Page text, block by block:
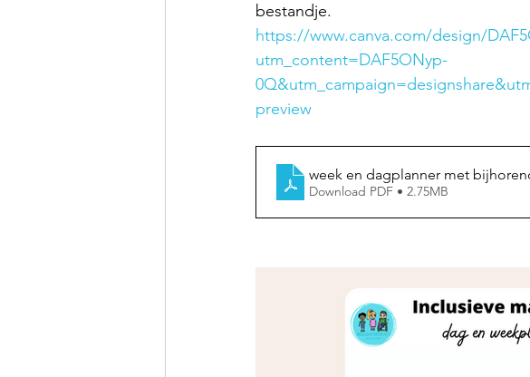
bestandje.
https://www.canva.com/design/
utm_content=DAF5ONyp-
preview
week en dagplanner met
Download PDF • 2.75MB